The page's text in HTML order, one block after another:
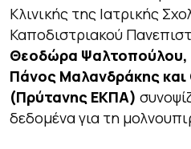
Κλινικής της Ιατρικής
Καποδιστριακού
Θεοδώρα Ψαλτοπούλου,
Πάνος Μαλανδράκης
(Πρύτανης ΕΚΠΑ)
δεδομένα για τη